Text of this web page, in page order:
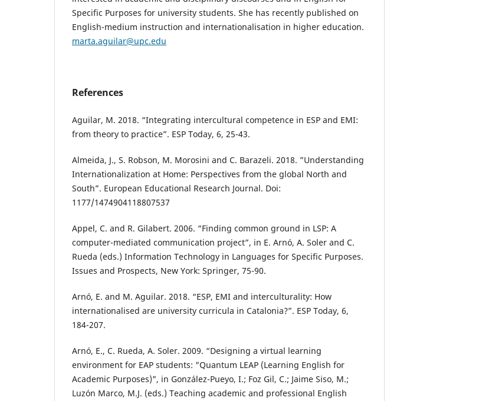
Specific Purposes for university students. She has recently published on
English-medium instruction and internationalisation in higher education.
marta.aguilar@upc.edu
References
Aguilar, M. 2018. “Integrating intercultural competence in ESP and EMI:
from theory to practice”. ESP Today, 6, 25-43.
Almeida, J., S. Robson, M. Morosini and C. Barazeli. 2018. ”Understanding
Internationalization at Home: Perspectives from the global North and
South”. European Educational Research Journal. Doi:
1177/1474904118807537
Appel, C. and R. Gilabert. 2006. “Finding common ground in LSP: A
computer-mediated communication project”, in E. Arnó, A. Soler and C.
Rueda (eds.) Information Technology in Languages for Specific Purposes.
Issues and Prospects, New York: Springer, 75-90.
Arnó, E. and M. Aguilar. 2018. “ESP, EMI and interculturality: How
internationalised are university curricula in Catalonia?”. ESP Today, 6,
184-207.
Arnó, E., C. Rueda, A. Soler. 2009. “Designing a virtual learning
environment for EAP students: "Quantum LEAP (Learning English for
Academic Purposes)", in González-Pueyo, I.; Foz Gil, C.; Jaime Siso, M.;
Luzón Marco, M.J. (eds.) Teaching academic and professional English